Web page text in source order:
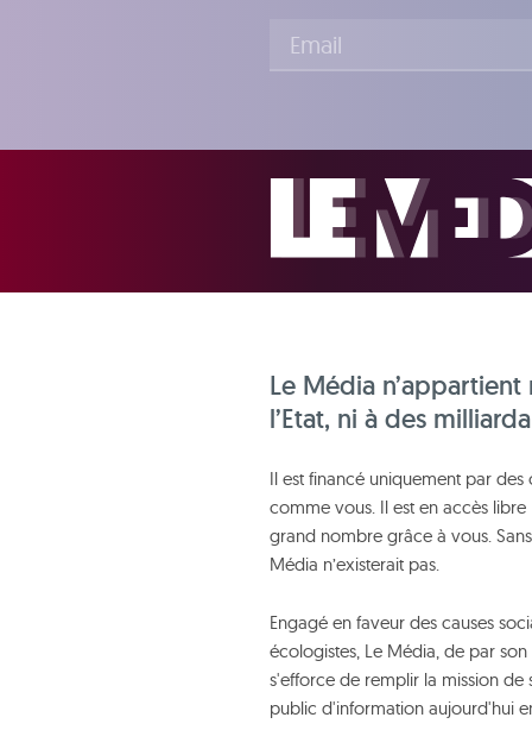
Le Média n’appartient
l’Etat, ni à des
Il est financé uniquement par des
comme vous. Il est en accès
grand nombre grâce à vous.
Média n’existerait pas.
Engagé en faveur des causes
écologistes, Le Média, de par
s'efforce de remplir la mission de
public d'information aujourd'hui